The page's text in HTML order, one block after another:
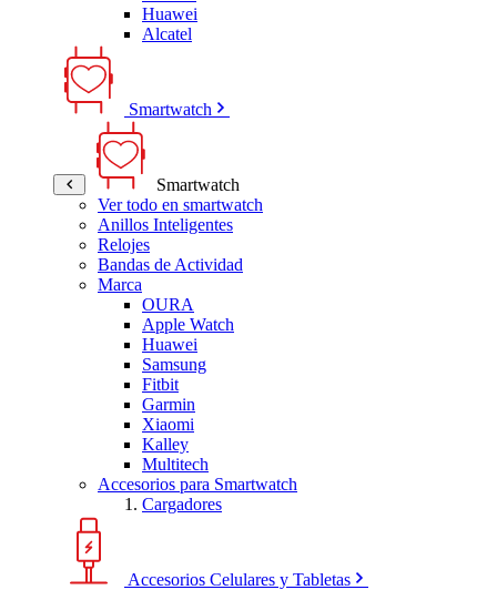
Huawei
Alcatel
Smartwatch
Smartwatch
Ver todo en smartwatch
Anillos Inteligentes
Relojes
Bandas de Actividad
Marca
OURA
Apple Watch
Huawei
Samsung
Fitbit
Garmin
Xiaomi
Kalley
Multitech
Accesorios para Smartwatch
Cargadores
Accesorios Celulares y Tabletas